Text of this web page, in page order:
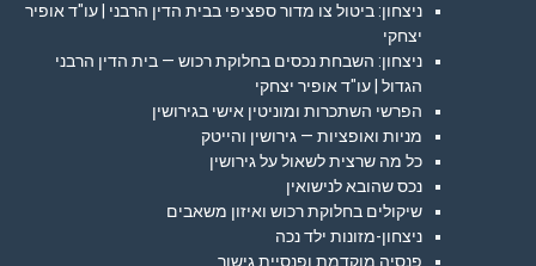
ניצחון: ביטול צו מדור ספציפי בבית הדין הרבני | עו"ד אופיר
יצחקי
ניצחון: השבחת נכסים בחלוקת רכוש — בית הדין הרבני
הגדול | עו"ד אופיר יצחקי
הפרשי השתכרות ומוניטין אישי בגירושין
מניות ואופציות — גירושין והייטק
כל מה שרצית לשאול על גירושין
נכס שהובא לנישואין
שיקולים בחלוקת רכוש ואיזון משאבים
ניצחון-מזונות ילד נכה
פנסיה מוקדמת ופנסיית גישור